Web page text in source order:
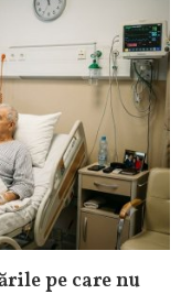
pe care nu